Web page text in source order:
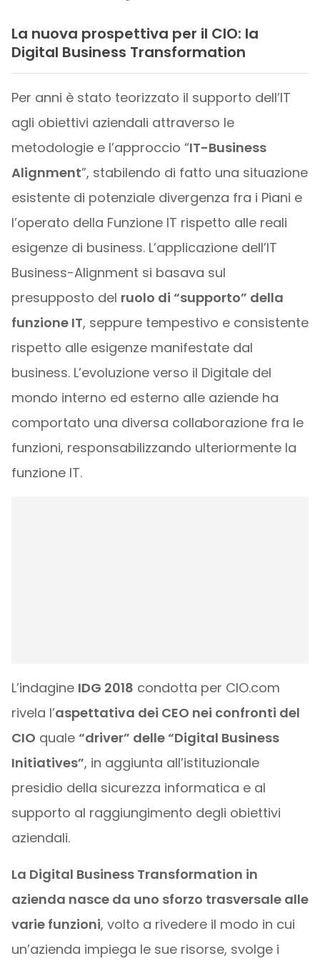
La nuova prospettiva per il CIO: la
Digital Business Transformation
Per anni è stato teorizzato il supporto dell’IT
agli obiettivi aziendali attraverso le
metodologie e l’approccio “IT-Business
Alignment”, stabilendo di fatto una situazione
esistente di potenziale divergenza fra i Piani e
l’operato della Funzione IT rispetto alle reali
esigenze di business. L’applicazione dell’IT
Business-Alignment si basava sul
presupposto del ruolo di “supporto” della
funzione IT, seppure tempestivo e consistente
rispetto alle esigenze manifestate dal
business. L’evoluzione verso il Digitale del
mondo interno ed esterno alle aziende ha
comportato una diversa collaborazione fra le
funzioni, responsabilizzando ulteriormente la
funzione IT.
L’indagine IDG 2018 condotta per CIO.com
rivela l’aspettativa dei CEO nei confronti del
CIO quale “driver” delle “Digital Business
Initiatives”, in aggiunta all’istituzionale
presidio della sicurezza informatica e al
supporto al raggiungimento degli obiettivi
aziendali.
La Digital Business Transformation in
azienda nasce da uno sforzo trasversale alle
varie funzioni, volto a rivedere il modo in cui
un’azienda impiega le sue risorse, svolge i